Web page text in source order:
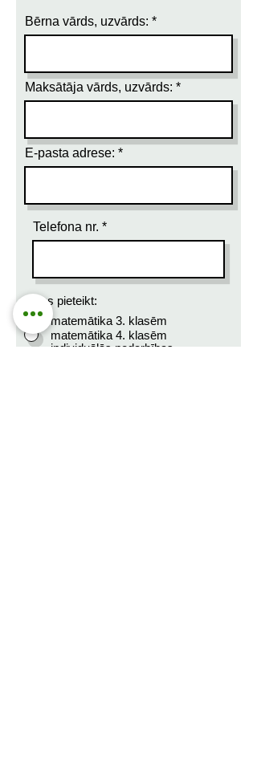
Bērna vārds, uzvārds:
Maksātāja vārds, uzvārds:
E-pasta adrese:
Telefona nr.
Vēlos pieteikt:
matemātika 3. klasēm
matemātika 4. klasēm
individuālās nodarbības